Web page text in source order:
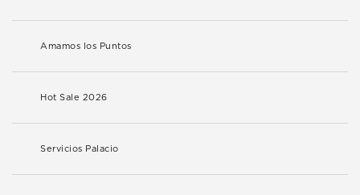
Amamos los Puntos
Hot Sale 2026
Servicios Palacio